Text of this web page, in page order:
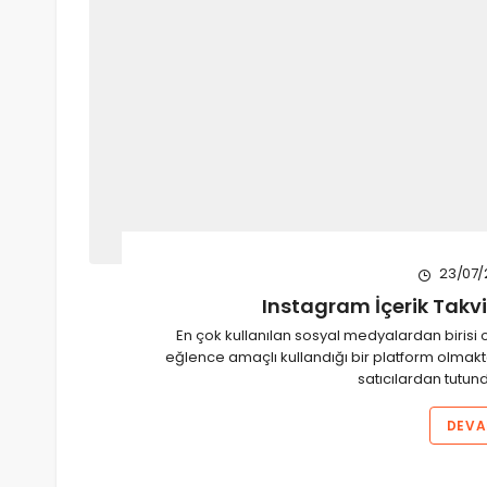
23/07/
Instagram İçerik
En çok kullanılan sosyal medyalardan
eğlence amaçlı kullandığı bir platform
satıcılardan